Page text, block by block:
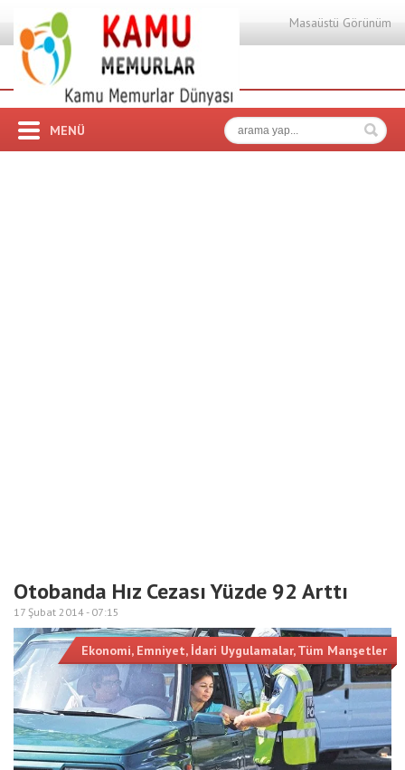
Masaüstü Görünüm
MENÜ
Otobanda Hız Cezası Yüzde 92 Arttı
17 Şubat 2014 - 07:15
Ekonomi, Emniyet, İdari Uygulamalar,Tüm Manşetler